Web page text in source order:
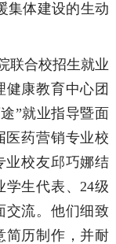
集体建设的生动
联合校招生就业
康教育中心团
”就业指导暨面
医药营销专业校
业校友邱巧娜结
学生代表、24级
交流。他们细致
简历制作，并耐